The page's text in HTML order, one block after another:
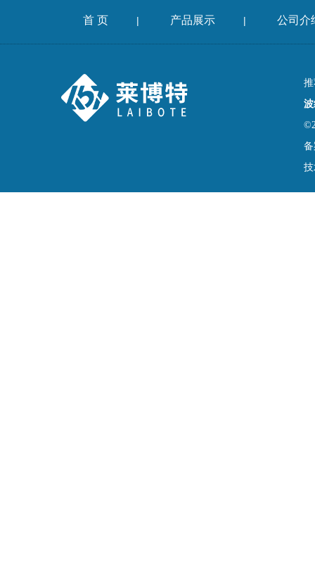
首 页 | 产品展示 | 公司介
备